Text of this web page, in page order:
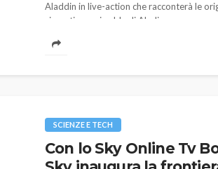
Aladdin in live-action che racconterà le
simpatico amico blu di Aladino.
SCIENZE E TECH
Con lo Sky Online Tv